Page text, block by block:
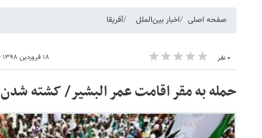
صفحه اصلی اخبار بین‌الملل آفریقا
۰ نفر ۱۸ فروردین ۱۳۹۸ - ۱۱:۲۵
حمله به مقر اقامت عمر البشیر/ کشته شدن ۳ معترض